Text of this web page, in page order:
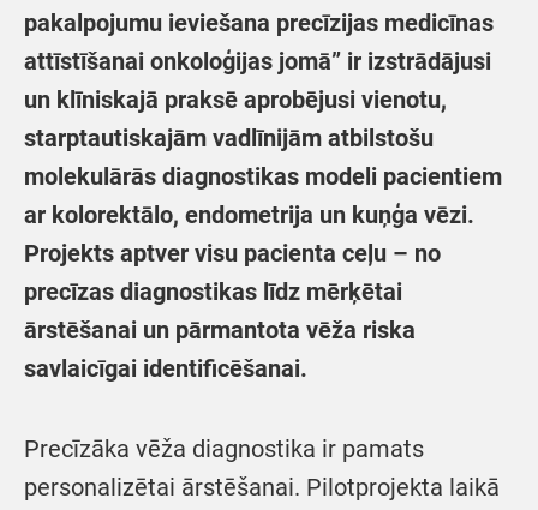
pakalpojumu ieviešana precīzijas medicīnas
attīstīšanai onkoloģijas jomā” ir izstrādājusi
un klīniskajā praksē aprobējusi vienotu,
starptautiskajām vadlīnijām atbilstošu
molekulārās diagnostikas modeli pacientiem
ar kolorektālo, endometrija un kuņģa vēzi.
Projekts aptver visu pacienta ceļu – no
precīzas diagnostikas līdz mērķētai
ārstēšanai un pārmantota vēža riska
savlaicīgai identificēšanai.
Precīzāka vēža diagnostika ir pamats
personalizētai ārstēšanai. Pilotprojekta laikā